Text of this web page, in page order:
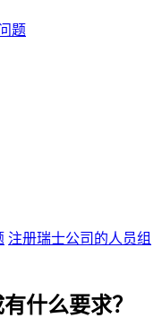
题
注册瑞士公司的人员组
什么要求？